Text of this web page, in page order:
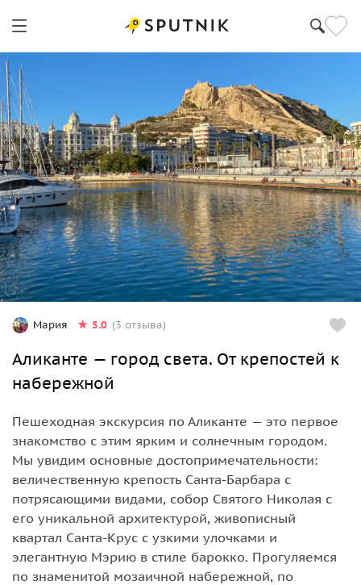
Мария 5.0 (3 отзыва)
Аликанте — город света. От крепостей к
набережной
Пешеходная экскурсия по Аликанте — это первое
знакомство с этим ярким и солнечным городом.
Мы увидим основные достопримечательности:
величественную крепость Санта-Барбара с
потрясающими видами, собор Святого Николая с
его уникальной архитектурой, живописный
квартал Санта-Крус с узкими улочками и
элегантную Мэрию в стиле барокко. Прогуляемся
по знаменитой мозаичной набережной, по